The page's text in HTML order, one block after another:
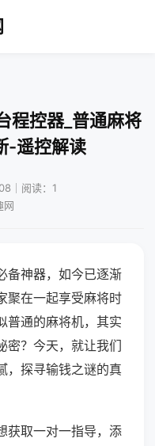
程控器_普通麻将
-遥控解读
｜阅读：1
网
备神器，如今已逐渐
聚在一起享受麻将时
普通的麻将机，其实
密？今天，就让我们
，探寻输钱之谜的真
获取一对一指导，添